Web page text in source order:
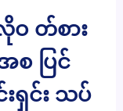
ဝ တ်စား
ပြင်
င်း သပ်